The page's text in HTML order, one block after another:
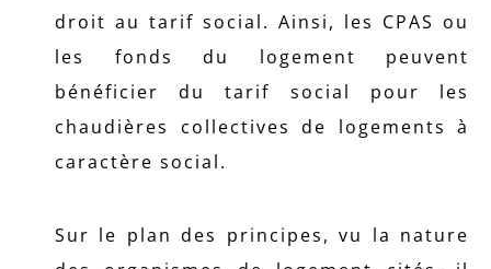
droit au tarif social. Ainsi, les CPAS ou
les fonds du logement peuvent
bénéficier du tarif social pour les
chaudières collectives de logements à
caractère social.
Sur le plan des principes, vu la nature